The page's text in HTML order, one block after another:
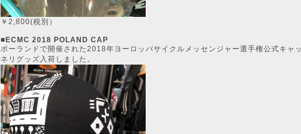
￥2,800(税別）
■ECMC 2018 POLAND CAP
ポーランドで開催された2018年ヨーロッパサイクルメッセンジャー選手権公式キャ
ネリグッズ入荷しました。